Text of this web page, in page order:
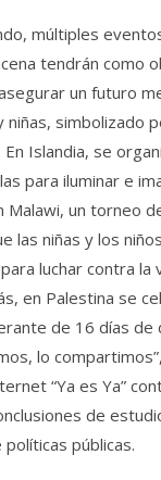
múltiples
tendrán como
un futuro
niñas, simbolizado
En Islandia, se
para iluminar e
Malawi, un torneo
las niñas y los
luchar contra la
en Palestina se
de 16 días de
lo
“Ya es Ya”
de
públicas.